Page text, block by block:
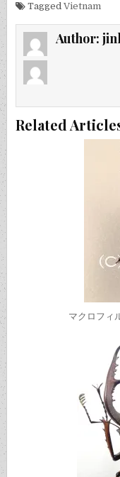
TaggedVietnam
Author:
Related
マクロフ